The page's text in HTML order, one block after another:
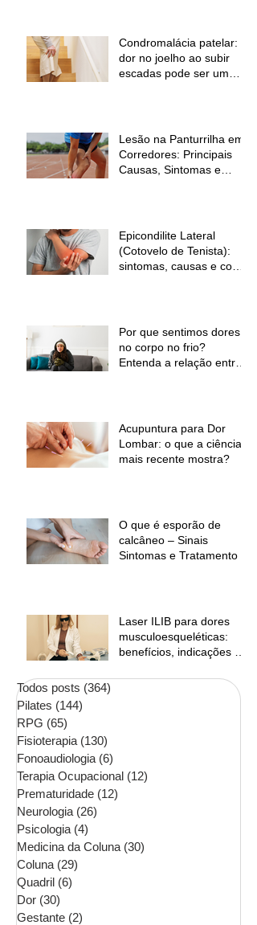
Condromalácia patelar:
dor no joelho ao subir
escadas pode ser um
Lesão na Panturrilha em
Corredores: Principais
Causas, Sintomas e
Epicondilite Lateral
(Cotovelo de Tenista):
sintomas, causas e como
Por que sentimos dores
no corpo no frio?
Entenda a relação entre
Acupuntura para Dor
Lombar: o que a ciência
mais recente mostra?
O que é esporão de
calcâneo – Sinais
Sintomas e Tratamento
Laser ILIB para dores
musculoesqueléticas:
benefícios, indicações e
Todos posts (364)
Pilates (144)
RPG (65)
Fisioterapia (130)
Fonoaudiologia (6)
Terapia Ocupacional (12)
Prematuridade (12)
Neurologia (26)
Psicologia (4)
Medicina da Coluna (30)
Coluna (29)
Quadril (6)
Dor (30)
Gestante (2)